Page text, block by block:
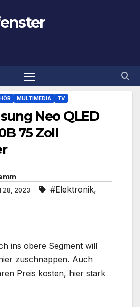
MULTIMEDIA TV
Neo QLED
75 Zoll
28, 2023 #Elektronik,
ins obere Segment will
zuschnappen. Auch
Preis kosten, hier stark